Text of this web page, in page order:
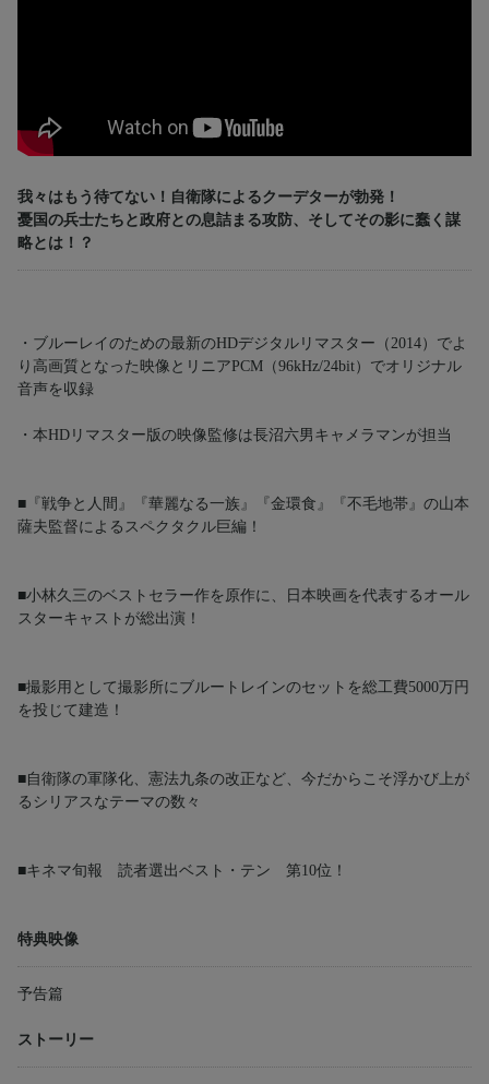
我々はもう待てない！自衛隊によるクーデターが勃発！
憂国の兵士たちと政府との息詰まる攻防、そしてその影に蠢く謀
略とは！？
・ブルーレイのための最新のHDデジタルリマスター（2014）でよ
り高画質となった映像とリニアPCM（96kHz/24bit）でオリジナル
音声を収録
・本HDリマスター版の映像監修は長沼六男キャメラマンが担当
■『戦争と人間』『華麗なる一族』『金環食』『不毛地帯』の山本
薩夫監督によるスペクタクル巨編！
■小林久三のベストセラー作を原作に、日本映画を代表するオール
スターキャストが総出演！
■撮影用として撮影所にブルートレインのセットを総工費5000万円
を投じて建造！
■自衛隊の軍隊化、憲法九条の改正など、今だからこそ浮かび上が
るシリアスなテーマの数々
■キネマ旬報 読者選出ベスト・テン 第10位！
特典映像
予告篇
ストーリー